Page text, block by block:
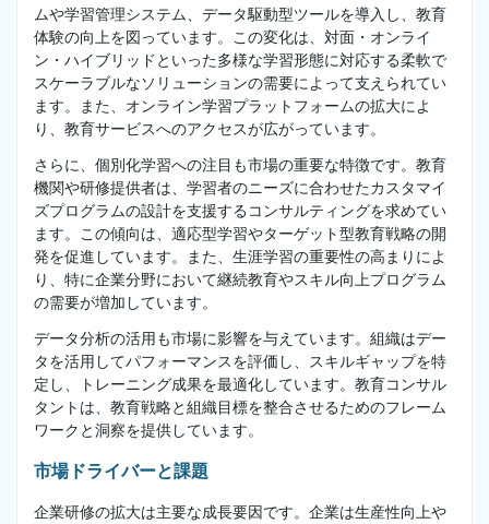
ムや学習管理システム、データ駆動型ツールを導入し、教育
体験の向上を図っています。この変化は、対面・オンライ
ン・ハイブリッドといった多様な学習形態に対応する柔軟で
スケーラブルなソリューションの需要によって支えられてい
ます。また、オンライン学習プラットフォームの拡大によ
り、教育サービスへのアクセスが広がっています。
さらに、個別化学習への注目も市場の重要な特徴です。教育
機関や研修提供者は、学習者のニーズに合わせたカスタマイ
ズプログラムの設計を支援するコンサルティングを求めてい
ます。この傾向は、適応型学習やターゲット型教育戦略の開
発を促進しています。また、生涯学習の重要性の高まりによ
り、特に企業分野において継続教育やスキル向上プログラム
の需要が増加しています。
データ分析の活用も市場に影響を与えています。組織はデー
タを活用してパフォーマンスを評価し、スキルギャップを特
定し、トレーニング成果を最適化しています。教育コンサル
タントは、教育戦略と組織目標を整合させるためのフレーム
ワークと洞察を提供しています。
市場ドライバーと課題
企業研修の拡大は主要な成長要因です。企業は生産性向上や